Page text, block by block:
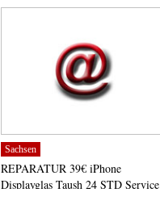
Sachsen
REPARATUR 39€ iPhone
Displayglas Taush 24 STD Service